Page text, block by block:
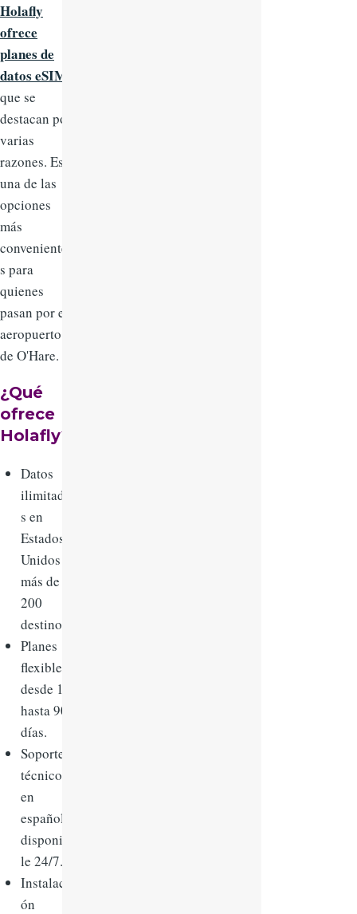
Holafly
ofrece
planes de
datos eSIM
que se
destacan por
varias
razones. Es
una de las
opciones
más
conveniente
s para
quienes
pasan por el
aeropuerto
de O'Hare.
¿Qué
ofrece
Holafly?
Datos
ilimitado
s en
Estados
Unidos y
más de
200
destinos.
Planes
flexibles
desde 1
hasta 90
días.
Soporte
técnico
en
español
disponib
le 24/7.
Instalaci
ón